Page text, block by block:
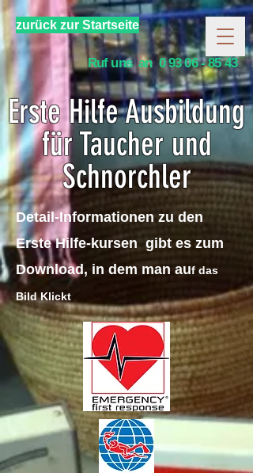
Ruf uns an0 93 06 - 85 43
zurück zur Startseite
Erste Hilfe Ausbildung
für Taucher und
Schnorchler
Detail-Informationen zu den
Erste Hilfe-kursen gibt es zum
Download, in dem man auf das
Bild Klickt